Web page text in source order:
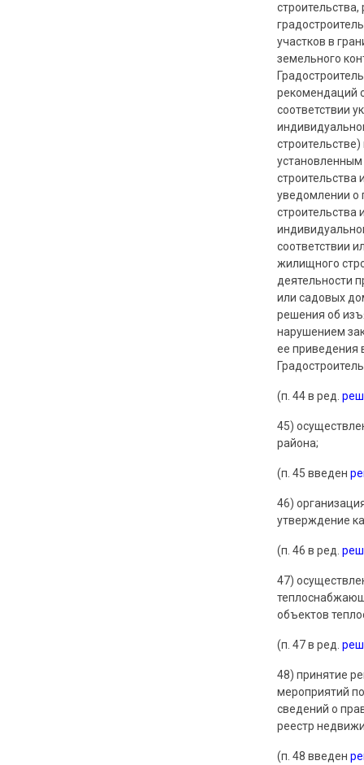
участков в
земельного
рекомендаций
соответствии
строительства
уведомлении о
соответствии
жилищного
деятельности
или садовых
решения об
нарушением
ее приведения
(п. 44 в ред.
45)
района;
(п. 45 введен
46)
утверждение
(п. 46 в ред.
47)
объектов
(п. 47 в ред.
48) принятие
мероприятий
сведений о
реестр
(п. 48 введен